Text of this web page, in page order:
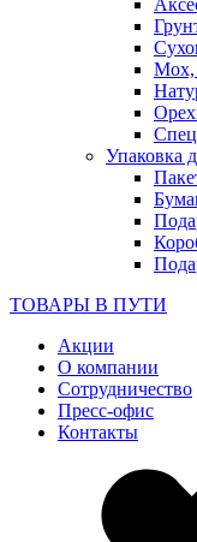
Мох,
Упаковка
ТОВАРЫ В ПУТИ
Акции
О компании
Сотрудничество
Пресс-офис
Контакты